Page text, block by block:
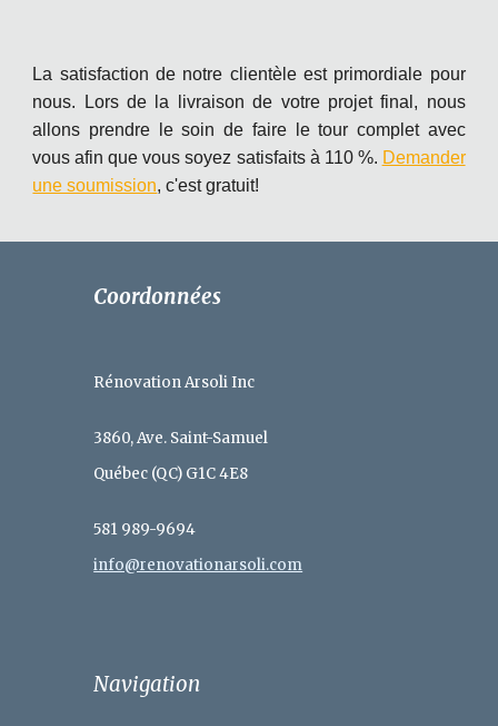
La satisfaction de notre clientèle est primordiale pour
nous. Lors de la livraison de votre projet final, nous
allons prendre le soin de faire le tour complet avec
vous afin que vous soyez satisfaits à 110 %. Demander
une soumission, c'est gratuit!
Coordonnées
Rénovation Arsoli Inc
3860, Ave. Saint-Samuel
Québec (QC) G1C 4E8
581 989-9694
info@renovationarsoli.com
Navigation